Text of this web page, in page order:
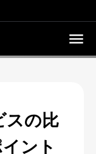
スの比
ント